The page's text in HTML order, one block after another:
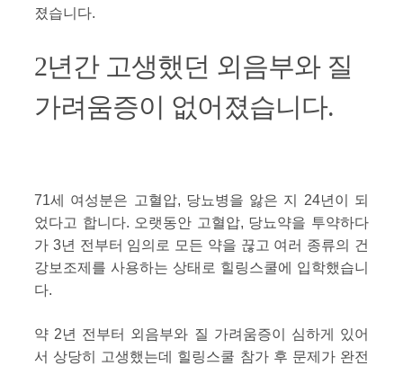
졌습니다.
2년간 고생했던 외음부와 질
가려움증이 없어졌습니다.
71세 여성분은 고혈압, 당뇨병을 앓은 지 24년이 되
었다고 합니다. 오랫동안 고혈압, 당뇨약을 투약하다
가 3년 전부터 임의로 모든 약을 끊고 여러 종류의 건
강보조제를 사용하는 상태로 힐링스쿨에 입학했습니
다.
약 2년 전부터 외음부와 질 가려움증이 심하게 있어
서 상당히 고생했는데 힐링스쿨 참가 후 문제가 완전